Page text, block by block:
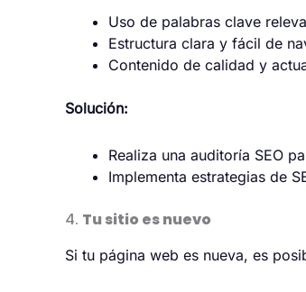
Uso de palabras clave
Estructura clara y fácil de
Contenido de calidad y
Solución:
Realiza una auditoría SEO
Implementa estrategias de
4. Tu sitio es nuevo
Si tu página web es nueva, es